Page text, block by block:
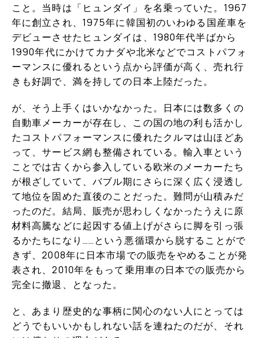
こと。当時は「ヒュンダイ」を名乗っていた。1967
年に創立され、1975年に韓国初のいわゆる国産車を
デビューさせたヒュンダイは、1980年代半ばから
1990年代にかけてカナダや北米などでコストパフォ
ーマンスに優れるという点から評価が高く、売れ行
きも好調で、満を持しての日本上陸だった。
が、そう上手くはいかなかった。日本には数多くの
自動車メーカーが存在し、この国の地の利も活かし
たコストパフォーマンスに優れたクルマは山ほどあ
って、サービス網も整備されている。輸入車という
ことでは古くから参入している欧米のメーカーたち
が根ざしていて、バブル期にさらに深く広く浸透し
て地位を固めた直後のことだった。難問が山積みだ
ったのだ。結局、販売が思わしくなかったうえに原
材料高騰などに起因する値上げがさらに脚を引っ張
るかたちになり……という悪循環から脱することがで
きず、2008年に日本市場での販売をやめることが発
表され、2010年をもって乗用車の日本での販売から
完全に撤退、となった。
と、あまり歴史的な事柄に関心のない人にとっては
どうでもいいかもしれない話を連ねたのだが、それ